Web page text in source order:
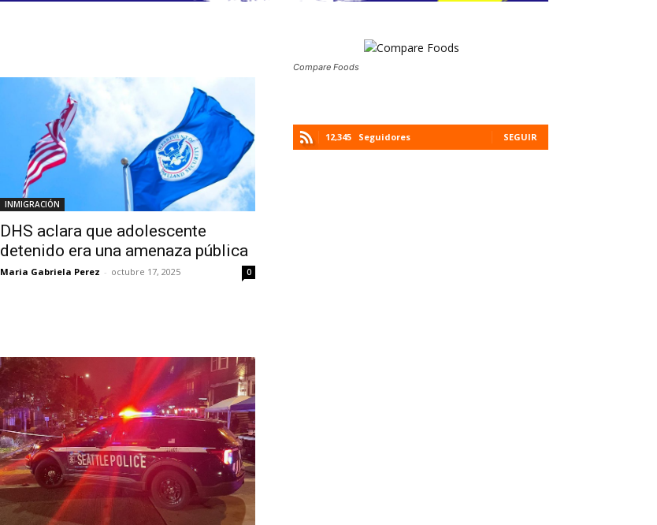
INMIGRACIÓN
DHS aclara que adolescente
detenido era una amenaza pública
Maria Gabriela Perez - octubre 17, 2025 0
Compare Foods
12,345 Seguidores SEGUIR